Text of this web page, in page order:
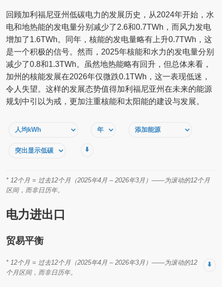
回顾加利福尼亚州低碳电力的发展历史，从2024年开始，水
电和地热能的发电量分别减少了2.6和0.7TWh，而风力发电
增加了1.6TWh。同年，核能的发电量略有上升0.7TWh，这
是一个积极的信号。然而，2025年核能和水力的发电量分别
减少了0.8和1.3TWh。虽然地热能略有回升，但总体来看，
加州的核能发展在2026年仅微跌0.1TWh，这一表现低迷，
令人失望。这样的发展态势值得加利福尼亚州在未来的能源
规划中引以为戒，更加注重核能和太阳能的建设与发展。
⬇️
* 12个月 = 过去12个月（2025年4月 – 2026年3月）——为滚动的12个月
区间，而非日历年。
电力进出口
贸易平衡
⬇️
* 12个月 = 过去12个月（2025年4月 – 2026年3月）——为滚动的12
个月区间，而非日历年。